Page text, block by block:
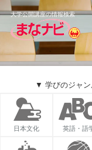
大学公開講座の情報検索
▼ 学びのジャン
日本文化 英語・語